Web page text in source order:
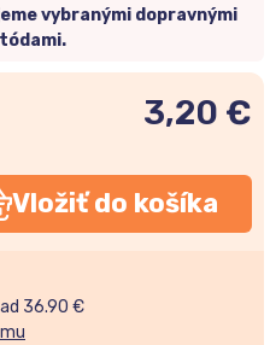
vybranými dopravnými
3,20 €
Vložiť do košíka
36.90 €